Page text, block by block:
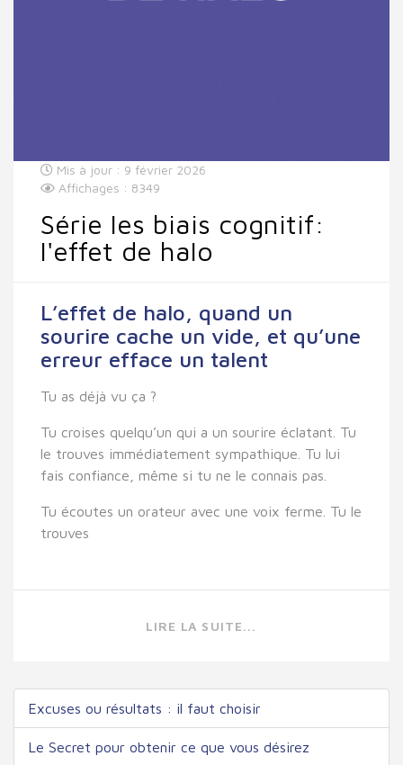
Mis à jour : 9 février 2026
Affichages : 8349
Série les biais cognitif:
l'effet de halo
L’effet de halo, quand un
sourire cache un vide, et qu’une
erreur efface un talent
Tu as déjà vu ça ?
Tu croises quelqu’un qui a un sourire éclatant. Tu
le trouves immédiatement sympathique. Tu lui
fais confiance, même si tu ne le connais pas.
Tu écoutes un orateur avec une voix ferme. Tu le
trouves
LIRE LA SUITE...
Excuses ou résultats : il faut choisir
Le Secret pour obtenir ce que vous désirez